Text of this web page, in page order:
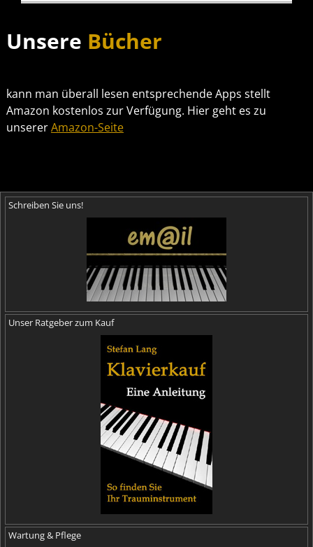
Unsere Bücher
kann man überall lesen entsprechende Apps stellt
Amazon kostenlos zur Verfügung. Hier geht es zu
unsererAmazon-Seite
Schreiben Sie uns!
Unser Ratgeber zum Kauf
Wartung & Pflege